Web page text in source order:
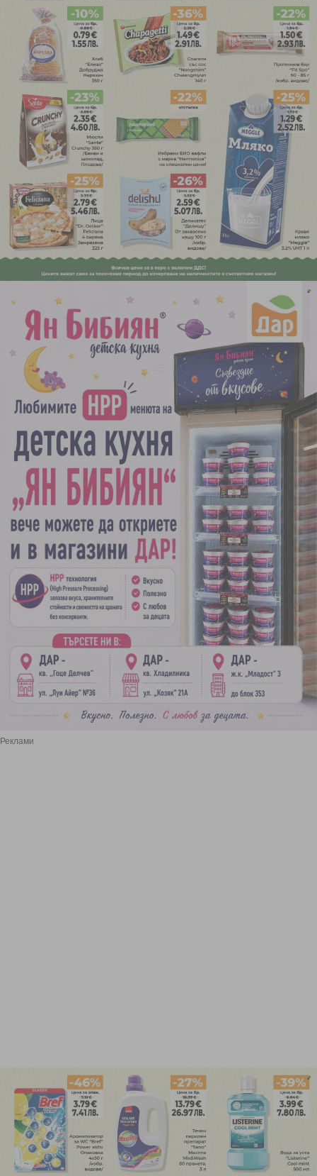
Реклами